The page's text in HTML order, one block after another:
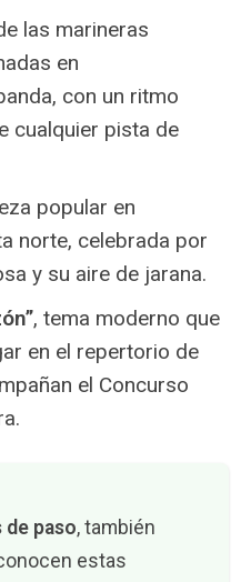
las marineras
en
con un ritmo
cualquier pista de
popular en
norte, celebrada por
y su aire de jarana.
, tema moderno que
en el repertorio de
el Concurso
de paso, también
estas